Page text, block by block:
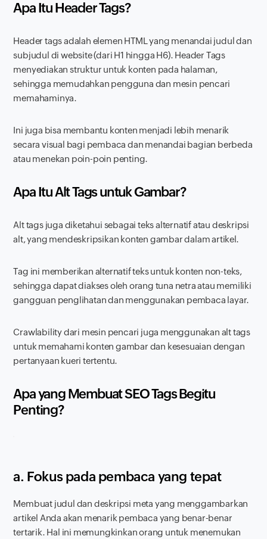
Apa Itu Header Tags?
Header tags adalah elemen HTML yang menandai judul dan
subjudul di website (dari H1 hingga H6). Header Tags
menyediakan struktur untuk konten pada halaman,
sehingga memudahkan pengguna dan mesin pencari
memahaminya.
Ini juga bisa membantu konten menjadi lebih menarik
secara visual bagi pembaca dan menandai bagian berbeda
atau menekan poin-poin penting.
Apa Itu Alt Tags untuk Gambar?
Alt tags juga diketahui sebagai teks alternatif atau deskripsi
alt, yang mendeskripsikan konten gambar dalam artikel.
Tag ini memberikan alternatif teks untuk konten non-teks,
sehingga dapat diakses oleh orang tuna netra atau memiliki
gangguan penglihatan dan menggunakan pembaca layar.
Crawlabilitydari mesin pencari juga menggunakan alt tags
untuk memahami konten gambar dan kesesuaian dengan
pertanyaan kueri tertentu.
Apa yang Membuat SEO Tags Begitu
Penting?
a. Fokus pada pembaca yang tepat
Membuat judul dan deskripsi meta yang menggambarkan
artikel Anda akan menarik pembaca yang benar-benar
tertarik. Hal ini memungkinkan orang untuk menemukan